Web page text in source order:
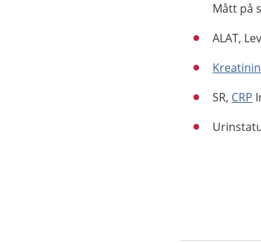
Mått på
ALAT,
Kreatinin
SR, CRP